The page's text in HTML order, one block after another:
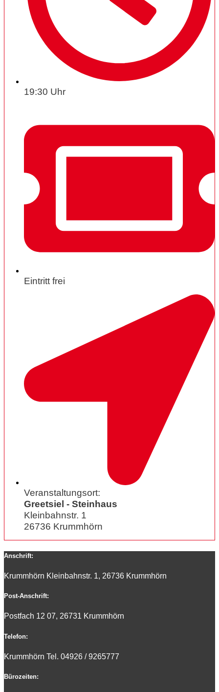
19:30 Uhr
Eintritt frei
Veranstaltungsort:
Greetsiel - Steinhaus
Kleinbahnstr. 1
26736 Krummhörn
Anschrift:
Krummhörn Kleinbahnstr. 1, 26736 Krummhörn
Post-Anschrift:
Postfach 12 07, 26731 Krummhörn
Telefon:
Krummhörn Tel. 04926 / 9265777
Bürozeiten: